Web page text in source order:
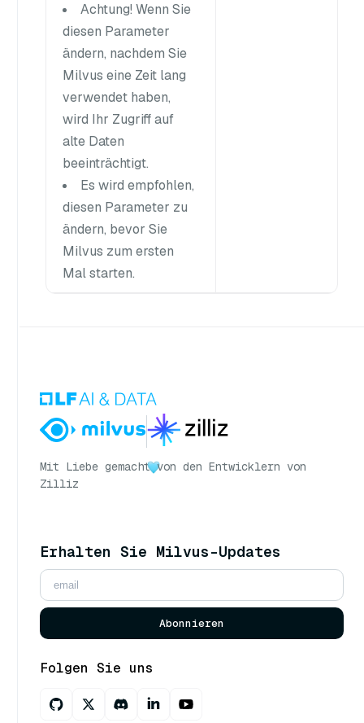
Achtung! Wenn Sie
diesen Parameter
ändern, nachdem Sie
Milvus eine Zeit lang
verwendet haben,
wird Ihr Zugriff auf
alte Daten
beeinträchtigt.
Es wird empfohlen,
diesen Parameter zu
ändern, bevor Sie
Milvus zum ersten
Mal starten.
Mit Liebe gemacht von den Entwicklern von
Zilliz
Erhalten Sie Milvus-Updates
Abonnieren
Folgen Sie uns